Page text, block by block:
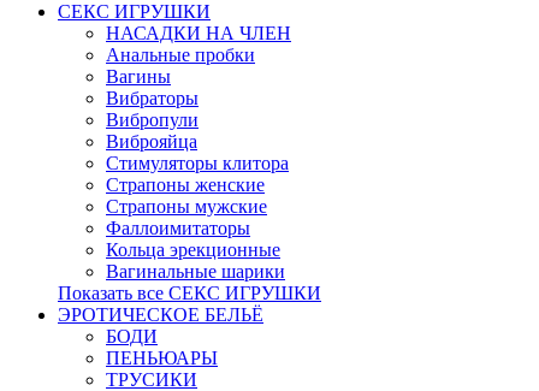
СЕКС ИГРУШКИ
НАСАДКИ НА ЧЛЕН
Анальные пробки
Вагины
Вибраторы
Вибропули
Виброяйца
Стимуляторы клитора
Страпоны женские
Страпоны мужские
Фаллоимитаторы
Кольца эрекционные
Вагинальные шарики
Показать все СЕКС ИГРУШКИ
ЭРОТИЧЕСКОЕ БЕЛЬЁ
БОДИ
ПЕНЬЮАРЫ
ТРУСИКИ